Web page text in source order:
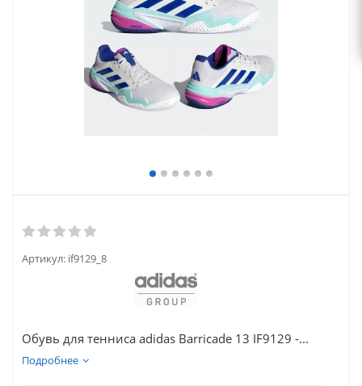
Артикул: if9129_8
Обувь для тенниса adidas Barricade 13 IF9129 -...
Подробнее